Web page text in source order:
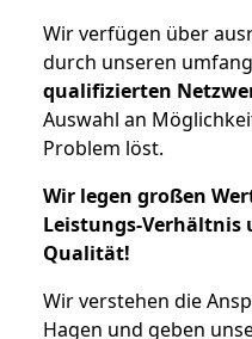
Wir verfügen über
durch unseren
qualifizierten
Auswahl an
Problem löst.
Wir legen großen
Leistungs-Verhältnis
Qualität!
Wir verstehen die
Hagen und geben